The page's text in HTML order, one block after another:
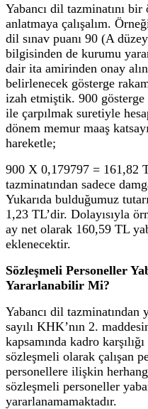
Yabancı dil tazminatını
anlatmaya çalışalım.
dil sınav puanı 90 (A
bilgisinden de kurumu
dair ita amirinden onay
belirlenecek gösterge
izah etmiştik. 900 gösterge
ile çarpılmak suretiyle
dönem memur maaş
hareketle;
900 X 0,179797 = 161,82
tazminatından sadece
Yukarıda bulduğumuz
1,23 TL’dir. Dolayısıyla
ay net olarak 160,59 TL
eklenecektir.
Sözleşmeli Personeller
Yararlanabilir Mi?
Yabancı dil tazminatından
sayılı KHK’nın 2.
kapsamında kadro
sözleşmeli olarak çalışan
personellere ilişkin
sözleşmeli personeller
yararlanamamaktadır.